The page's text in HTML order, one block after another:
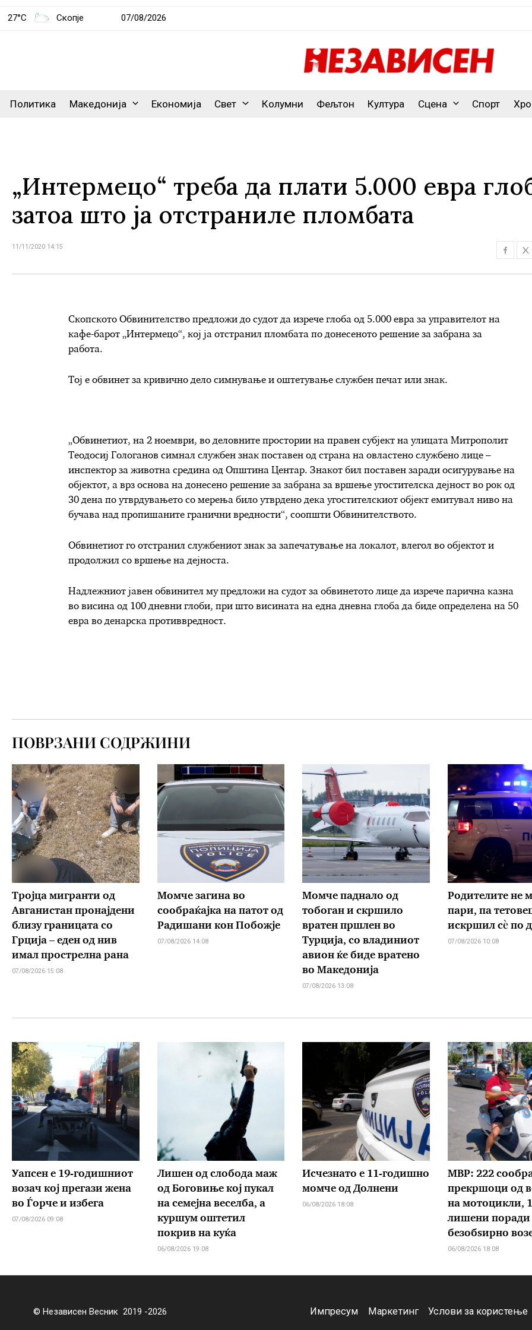
27°C Скопје 07/08/2026
Политика Македонија Економија Свет Колумни Фељтон Култура Сцена Спорт
„Интермецо“ треба да плати 5.000 евра
затоа што ја отстраниле пломбата
11/11/2020 14:15
Скопското Обвинителство предложи до судот да изрече глоба од 5.000 евра за управителот на
кафе-барот „Интермецо“, кој ја отстранил пломбата по донесеното решение за забрана за
работа.
Тој е обвинет за кривично дело симнување и оштетување службен печат или знак.
„Обвинетиот, на 2 ноември, во деловните простории на правен субјект на улицата Митрополит
Теодосиј Гологанов симнал службен знак поставен од страна на овластено службено лице –
инспектор за животна средина од Општина Центар. Знакот бил поставен заради осигурување на
објектот, а врз основа на донесено решение за забрана за вршење угостителска дејност во рок од
30 дена по утврдувањето со мерења било утврдено дека угостителскиот објект емитувал ниво на
бучава над пропишаните гранични вредности“, соопшти Обвинителството.
Обвинетиот го отстранил службениот знак за запечатување на локалот, влегол во објектот и
продолжил со вршење на дејноста.
Надлежниот јавен обвинител му предложи на судот за обвинетото лице да изрече парична казна
во висина од 100 дневни глоби, при што висината на една дневна глоба да биде определена на 50
евра во денарска противвредност.​​
ПОВРЗАНИ СОДРЖИНИ
Тројца мигранти од
Авганистан пронајдени
близу границата со
Грција – еден од нив
имал прострелна рана
07/08/2026 15:08
Момче загина во
сообраќајка на патот од
Радишани кон Побожје
07/08/2026 14:08
Момче паднало од
тобоган и скршило
вратен пршлен во
Турција, со владиниот
авион ќе биде вратено
во Македонија
07/08/2026 13:08
Родителите не
пари, па
искршил сѐ по
07/08/2026 10:08
Уапсен е 19-годишниот
возач кој прегази жена
во Ѓорче и избега
07/08/2026 09:08
Лишен од слобода маж
од Боговиње кој пукал
на семејна веселба, а
куршум оштетил
покрив на куќа
06/08/2026 19:08
Исчезнато е 11-годишно
момче од Долнени
06/08/2026 18:08
МВР: 222
прекршоци од
на мотоцикли,
лишени поради
безобѕирно
06/08/2026 18:08
© Независен Весник 2019 -2026 Импресум Маркетинг Услови за користење